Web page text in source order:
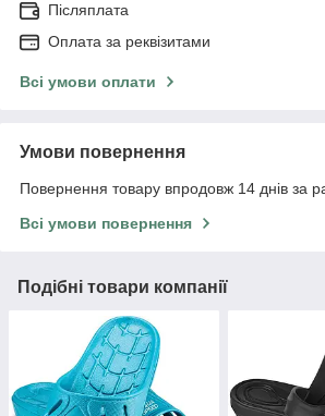
Післяплата
Оплата за реквізитами
Всі умови оплати
Умови повернення
Повернення товару впродовж 14 днів за
Всі умови повернення
Подібні товари компанії